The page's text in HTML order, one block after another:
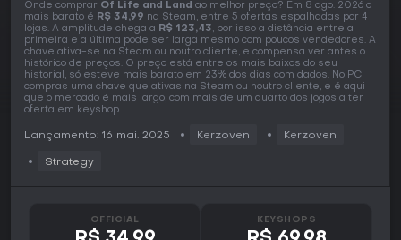
Onde comprar Of Life and Land ao melhor preço? Em 8 ago. 2026 o
mais barato é R$ 34,99 na Steam, entre 5 ofertas espalhadas por 4
lojas. A amplitude chega a R$ 123,43, por isso a distância entre a
primeira e a última pode ser larga mesmo com poucos vendedores. A
chave ativa-se na Steam ou noutro cliente, e compensa ver antes o
histórico de preços. O preço está entre os mais baixos do seu
historial, só esteve mais barato em 23% dos dias com dados. No PC
compras uma chave que ativas na Steam ou noutro cliente, e é aqui
que o mercado é mais largo, com mais de um quarto dos jogos a ter
oferta em keyshop.
Lançamento: 16 mai. 2025 Kerzoven Kerzoven
Strategy
OFFICIAL KEYSHOPS